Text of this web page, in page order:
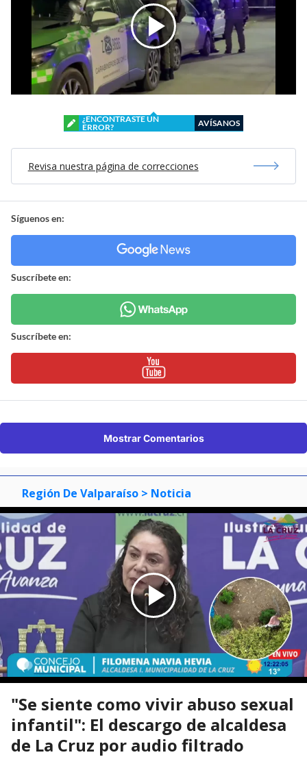
¿ENCONTRASTE UN
ERROR?
AVÍSANOS
Revisa nuestra página de correcciones
Síguenos en:
Suscríbete en:
Suscríbete en:
Mostrar Comentarios
Región De Valparaíso > Noticia
"Se siente como vivir abuso sexual
infantil": El descargo de alcaldesa
de La Cruz por audio filtrado